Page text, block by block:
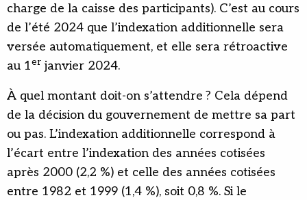
charge de la caisse des participants). C’est au cours
de l’été 2024 que l’indexation additionnelle sera
versée automatiquement, et elle sera rétroactive
au 1er janvier 2024.
À quel montant doit-on s’attendre ? Cela dépend
de la décision du gouvernement de mettre sa part
ou pas. L’indexation additionnelle correspond à
l’écart entre l’indexation des années cotisées
après 2000 (2,2 %) et celle des années cotisées
entre 1982 et 1999 (1,4 %), soit 0,8 %. Si le